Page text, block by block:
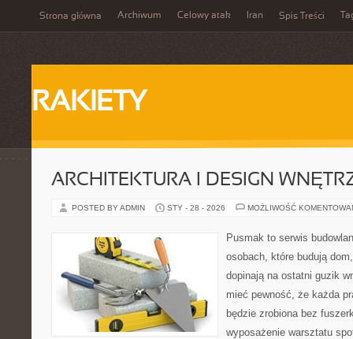
Strona główna Archiwum Celowy atak Iran Spis Treści
RAKIETY
ARCHITEKTURA I DESIGN
POSTED BY ADMIN STY - 28 - 2026 MOŻLIWOŚĆ
Pusmak to serwis
osobach, które budują
dopinają na ostatni guzik
mieć pewność, że każda
będzie zrobiona bez
wyposażenie warsztatu